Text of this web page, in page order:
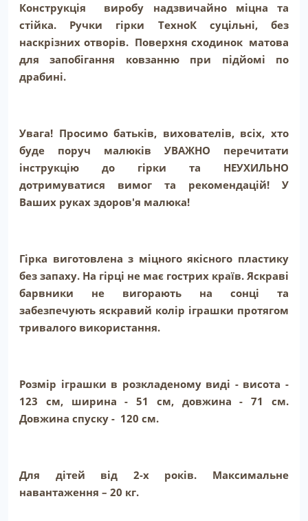
Конструкція виробу надзвичайно міцна та
стійка. Ручки гірки ТехноК суцільні, без
наскрізних отворів. Поверхня сходинок матова
для запобігання ковзанню при підйомі по
драбині.
Увага! Просимо батьків, вихователів, всіх, хто
буде поруч малюків УВАЖНО перечитати
інструкцію до гірки та НЕУХИЛЬНО
дотримуватися вимог та рекомендацій! У
Ваших руках здоров'я малюка!
Гірка виготовлена з міцного якісного пластику
без запаху. На гірці не має гострих країв. Яскраві
барвники не вигорають на сонці та
забезпечують яскравий колір іграшки протягом
тривалого використання.
Розмір іграшки в розкладеному виді - висота -
123 см, ширина - 51 см, довжина - 71 см.
Довжина спуску - 120 см.
Для дітей від 2-х років. Максимальне
навантаження – 20 кг.